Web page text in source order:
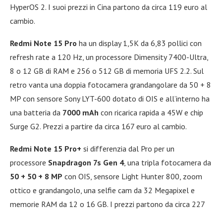
HyperOS 2. I suoi prezzi in Cina partono da circa 119 euro al
cambio.
Redmi Note 15 Pro ha un display 1,5K da 6,83 pollici con
refresh rate a 120 Hz, un processore Dimensity 7400-Ultra,
8 o 12 GB di RAM e 256 o 512 GB di memoria UFS 2.2. Sul
retro vanta una doppia fotocamera grandangolare da 50 + 8
MP con sensore Sony LYT-600 dotato di OIS e all’interno ha
una batteria da 7000 mAh con ricarica rapida a 45W e chip
Surge G2. Prezzi a partire da circa 167 euro al cambio.
Redmi Note 15 Pro+ si differenzia dal Pro per un
processore Snapdragon 7s Gen 4, una tripla fotocamera da
50 + 50 + 8 MP con OIS, sensore Light Hunter 800, zoom
ottico e grandangolo, una selfie cam da 32 Megapixel e
memorie RAM da 12 o 16 GB. I prezzi partono da circa 227